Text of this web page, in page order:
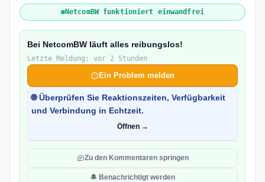
NetcomBW funktioniert einwandfrei
Bei NetcomBW läuft alles reibungslos!
Letzte Meldung: vor 2 Stunden
Ein Problem melden
🌐 Überprüfen Sie Reaktionszeiten, Verfügbarkeit
und Verbindung in Echtzeit.
Öffnen →
Zu den Kommentaren springen
🔔 Benachrichtigt werden